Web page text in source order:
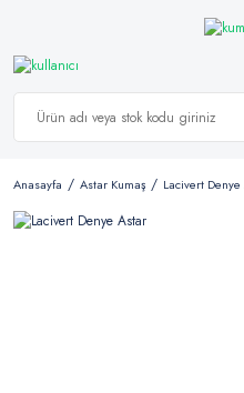
Anasayfa Astar Kumaş Lacivert